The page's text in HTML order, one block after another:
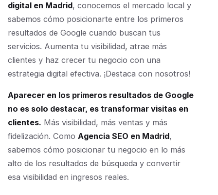
digital en Madrid, conocemos el mercado local y
sabemos cómo posicionarte entre los primeros
resultados de Google cuando buscan tus
servicios. Aumenta tu visibilidad, atrae más
clientes y haz crecer tu negocio con una
estrategia digital efectiva. ¡Destaca con nosotros!
Aparecer en los primeros resultados de Google
no es solo destacar, es transformar visitas en
clientes. Más visibilidad, más ventas y más
fidelización. Como Agencia SEO en Madrid,
sabemos cómo posicionar tu negocio en lo más
alto de los resultados de búsqueda y convertir
esa visibilidad en ingresos reales.